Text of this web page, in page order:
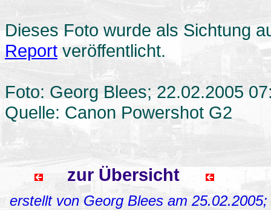
Dieses Foto wurde als Sichtung
Report veröffentlicht.
Foto: Georg Blees; 22.02.2005
Quelle: Canon Powershot G2
zur Übersicht
erstellt von Georg Blees am